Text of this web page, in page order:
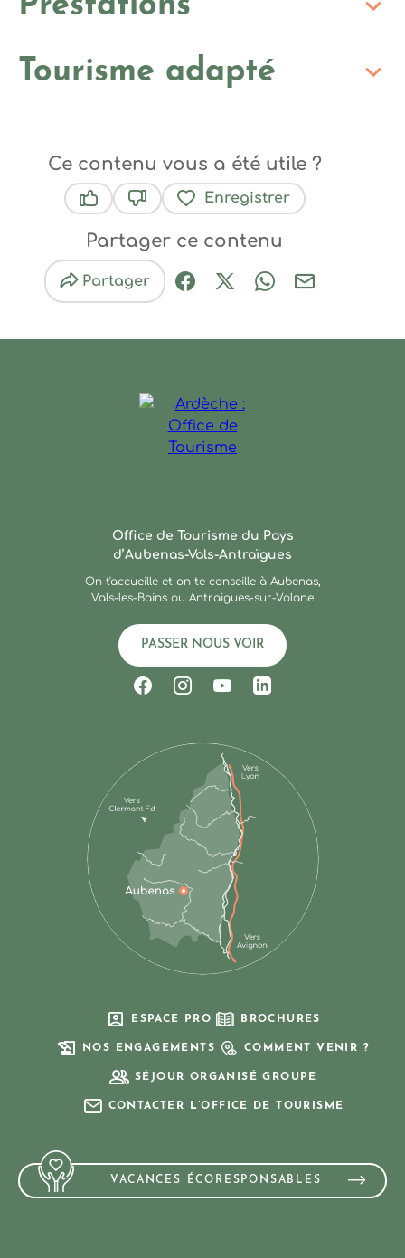
Tourisme adapté
Ce contenu vous a été utile ?
Enregistrer
Partager ce contenu
Partager
Partager sur Facebook
Partager sur X / Twitter
Partager sur
Partager par
Office de Tourisme du Pays
d’Aubenas-Vals-Antraïgues
On t'accueille et on te conseille à Aubenas,
Vals-les-Bains ou Antraigues-sur-Volane
PASSER NOUS VOIR
Suivez-nous sur Facebook
Suivez-nous sur Instagram
Suivez-nous sur
Suivez-nous sur
ESPACE PRO BROCHURES
NOS ENGAGEMENTS COMMENT VENIR ?
SÉJOUR ORGANISÉ GROUPE
CONTACTER L’OFFICE DE TOURISME
VACANCES ÉCORESPONSABLES